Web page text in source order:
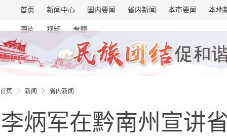
首页 新闻中心 国内要闻 省内新闻 本市要闻 本地
图片 视频 专题
首页 新闻 省内新闻
李炳军在黔南州宣讲